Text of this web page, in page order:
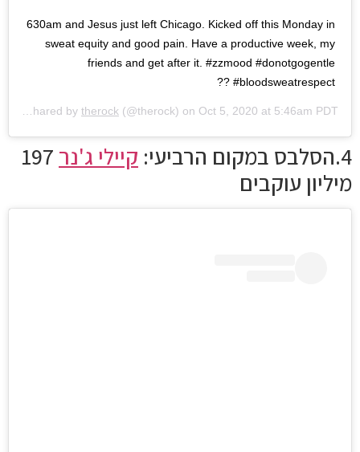
630am and Jesus just left Chicago. Kicked off this Monday in
sweat equity and good pain. Have a productive week, my
friends and get after it. #zzmood #donotgogentle
#bloodsweatrespect ??
therock (@therock) on Oct 5, 2020 at 5:46am PDT
4.הסלבס במקום הרביעי: קיילי ג'נר 197
מיליון עוקבים